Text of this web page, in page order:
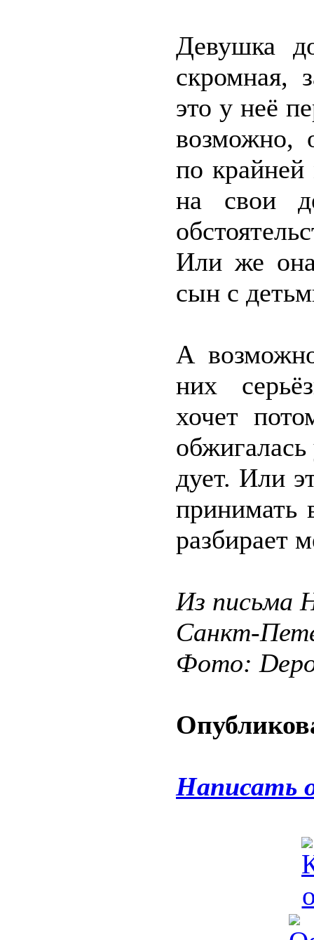
Девушка
скромная,
это у неё
возможно,
по крайней
на свои
Или же
сын с
А
них
хочет
дует. Или
принимать
разбирает
Из письма
Санкт-
Фото:
Написать